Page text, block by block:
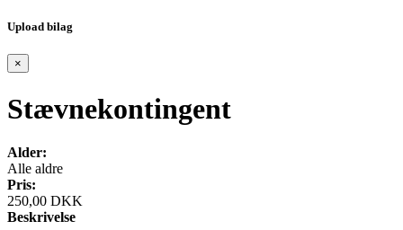
Upload bilag
×
Stævnekontingent
Alder:
Alle aldre
Pris:
250,00 DKK
Beskrivelse